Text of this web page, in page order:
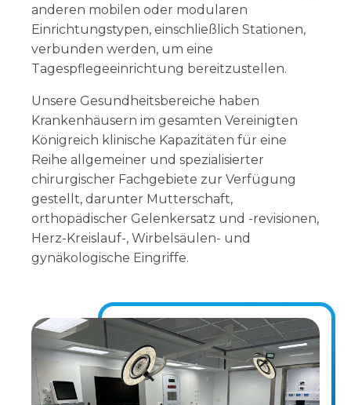
anderen mobilen oder modularen
Einrichtungstypen, einschließlich Stationen,
verbunden werden, um eine
Tagespflegeeinrichtung bereitzustellen.
Unsere Gesundheitsbereiche haben
Krankenhäusern im gesamten Vereinigten
Königreich klinische Kapazitäten für eine
Reihe allgemeiner und spezialisierter
chirurgischer Fachgebiete zur Verfügung
gestellt, darunter Mutterschaft,
orthopädischer Gelenkersatz und -revisionen,
Herz-Kreislauf-, Wirbelsäulen- und
gynäkologische Eingriffe.